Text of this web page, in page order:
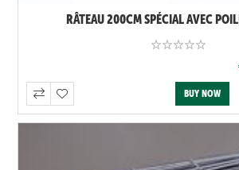
RÂTEAU 200CM SPÉCIAL AVEC